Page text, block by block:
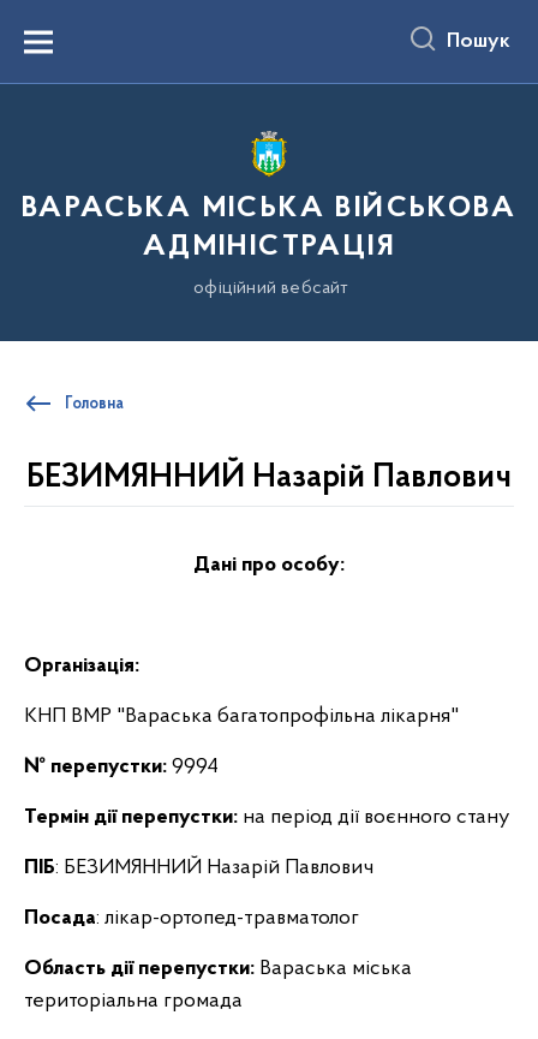
вмістуMenu Пошук
ВАРАСЬКА МІСЬКА ВІЙСЬКОВА
АДМІНІСТРАЦІЯ
офіційний вебсайт
Головна
БЕЗИМЯННИЙ Назарій Павлович
Дані про особу:
Організація:
КНП ВМР "Вараська багатопрофільна лікарня"
№ перепустки: 9994
Термін дії перепустки: на період дії воєнного стану
ПІБ: БЕЗИМЯННИЙ Назарій Павлович
Посада: лікар-ортопед-травматолог
Область дії перепустки: Вараська міська
територіальна громада